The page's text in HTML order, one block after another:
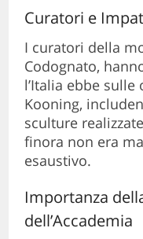
Curatori e
I curatori della
Codognato,
l’Italia ebbe
Kooning,
sculture
finora non era
esaustivo.
Importanza
dell’Accademia